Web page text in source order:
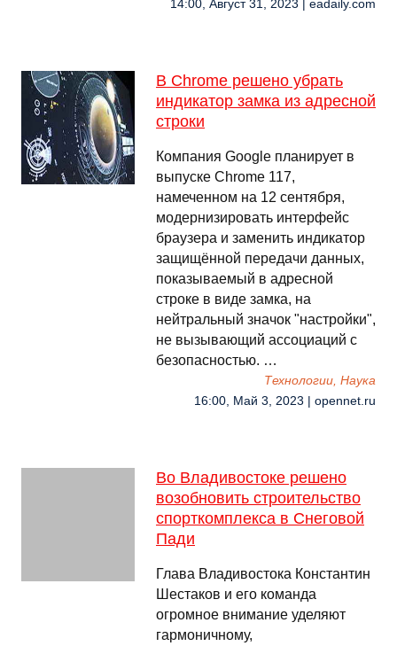
14:00, Август 31, 2023 | eadaily.com
В Chrome решено убрать
индикатор замка из адресной
строки
Компания Google планирует в
выпуске Chrome 117,
намеченном на 12 сентября,
модернизировать интерфейс
браузера и заменить индикатор
защищённой передачи данных,
показываемый в адресной
строке в виде замка, на
нейтральный значок "настройки",
не вызывающий ассоциаций с
безопасностью. …
Технологии, Наука
16:00, Май 3, 2023 | opennet.ru
Во Владивостоке решено
возобновить строительство
спорткомплекса в Снеговой
Пади
Глава Владивостока Константин
Шестаков и его команда
огромное внимание уделяют
гармоничному,